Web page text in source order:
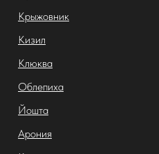
Крыжовник
Кизил
Клюква
Облепиха
Йошта
Арония